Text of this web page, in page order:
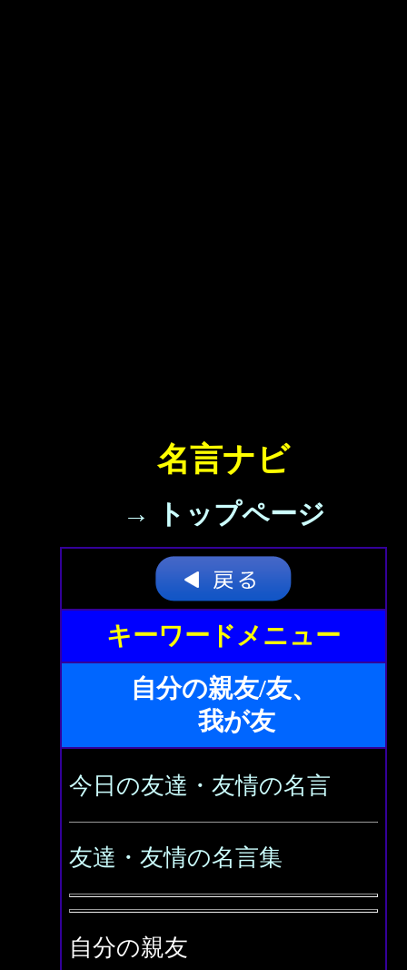
名言ナビ
→ トップページ
キーワードメニュー
自分の親友/友、
我が友
今日の友達・友情の名言
友達・友情の名言集
自分の親友